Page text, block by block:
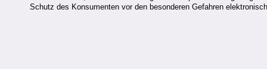
Schutz des Konsumenten vor den besonderen Gefahren